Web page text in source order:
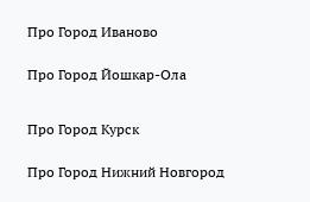
Про Город Иваново
Про Город Йошкар-Ола
Про Город Курск
Про Город Нижний Новгород